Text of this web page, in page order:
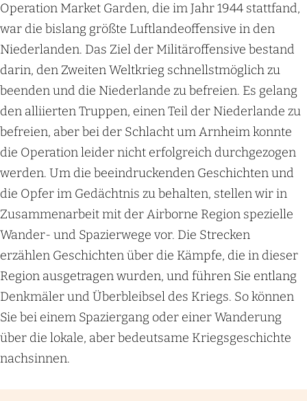
Operation Market Garden, die im Jahr 1944 stattfand,
war die bislang größte Luftlandeoffensive in den
Niederlanden. Das Ziel der Militäroffensive bestand
darin, den Zweiten Weltkrieg schnellstmöglich zu
beenden und die Niederlande zu befreien. Es gelang
den alliierten Truppen, einen Teil der Niederlande zu
befreien, aber bei der Schlacht um Arnheim konnte
die Operation leider nicht erfolgreich durchgezogen
werden. Um die beeindruckenden Geschichten und
die Opfer im Gedächtnis zu behalten, stellen wir in
Zusammenarbeit mit der Airborne Region spezielle
Wander- und Spazierwege vor. Die Strecken
erzählen Geschichten über die Kämpfe, die in dieser
Region ausgetragen wurden, und führen Sie entlang
Denkmäler und Überbleibsel des Kriegs. So können
Sie bei einem Spaziergang oder einer Wanderung
über die lokale, aber bedeutsame Kriegsgeschichte
nachsinnen.